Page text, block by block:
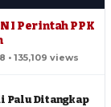
I Perintah PPK
• 135,109 views
Palu Ditangkap